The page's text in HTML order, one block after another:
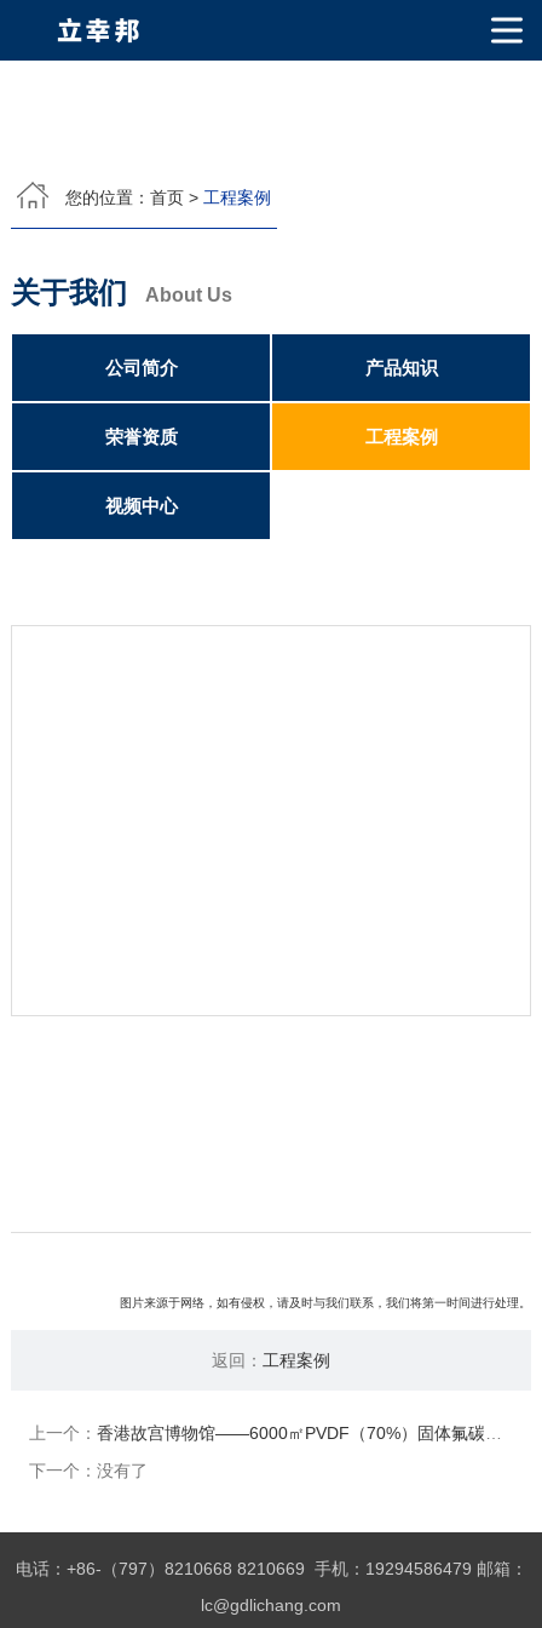
公司简介
公司相册
PVDF固体氟碳涂料
超细氟碳粉
烤瓷粉
耐候粉
漫反射粉
E T F E(铁氟龙粉)
产品知识
联系方式
客户留言
您的位置： 首页> 工程案例
关于我们 About Us
公司简介 产品知识
荣誉资质 工程案例
视频中心
图片来源于网络，如有侵权，请及时与我们联系，我们将第一时间进行处理。
返回： 工程案例
上一个： 香港故宫博物馆——6000㎡PVDF（70%）固体氟碳涂料
下一个：没有了
电话：+86-（797）8210668 8210669 手机：19294586479 邮箱：
lc@gdlichang.com